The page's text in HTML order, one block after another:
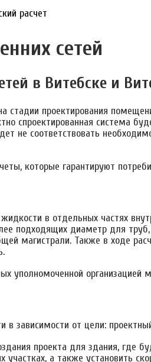
расчет
сетей
в Витебске и
стадии проектирования
спроектированная система
не соответствовать
которые гарантируют
в отдельных частях
подходящих диаметр для
магистрали. Также в ходе
уполномоченной организацией
в зависимости от цели:
проекта для здания, где
а также установить